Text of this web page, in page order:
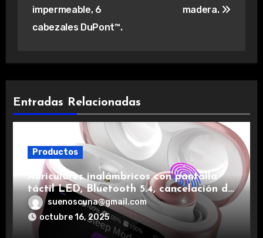
impermeable, 6
cabezales DuPont™.
madera.
Entradas Relacionadas
Productos
Auriculares inalámbricos con pantalla
táctil LED, Bluetooth 5.4, cancelación de
ruido, impermeables y de larga duración.
suenoscuna@gmail.com
octubre 16, 2025